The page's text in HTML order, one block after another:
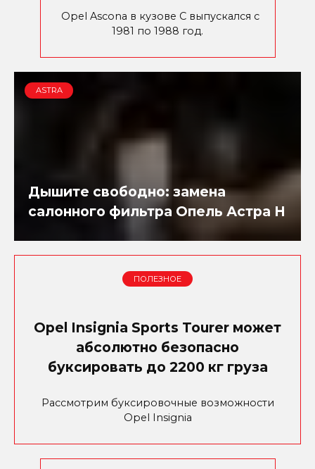
Opel Ascona в кузове C выпускался с
1981 по 1988 год.
ASTRA
Дышите свободно: замена
салонного фильтра Опель Астра H
ПОЛЕЗНОЕ
Opel Insignia Sports Tourer может
абсолютно безопасно
буксировать до 2200 кг груза
Рассмотрим буксировочные возможности
Opel Insignia